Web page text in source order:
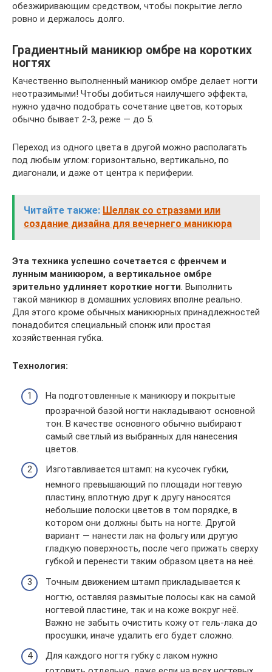
обезжиривающим средством, чтобы покрытие легло
ровно и держалось долго.
Градиентный маникюр омбре на коротких
ногтях
Качественно выполненный маникюр омбре делает ногти
неотразимыми! Чтобы добиться наилучшего эффекта,
нужно удачно подобрать сочетание цветов, которых
обычно бывает 2-3, реже — до 5.
Переход из одного цвета в другой можно располагать
под любым углом: горизонтально, вертикально, по
диагонали, и даже от центра к периферии.
Читайте также: Шеллак со стразами или
создание дизайна для вечернего маникюра
Эта техника успешно сочетается с френчем и
лунным маникюром, а вертикальное омбре
зрительно удлиняет короткие ногти. Выполнить
такой маникюр в домашних условиях вполне реально.
Для этого кроме обычных маникюрных принадлежностей
понадобится специальный спонж или простая
хозяйственная губка.
Технология:
На подготовленные к маникюру и покрытые
прозрачной базой ногти накладывают основной
тон. В качестве основного обычно выбирают
самый светлый из выбранных для нанесения
цветов.
Изготавливается штамп: на кусочек губки,
немного превышающий по площади ногтевую
пластину, вплотную друг к другу наносятся
небольшие полоски цветов в том порядке, в
котором они должны быть на ногте. Другой
вариант — нанести лак на фольгу или другую
гладкую поверхность, после чего прижать сверху
губкой и перенести таким образом цвета на неё.
Точным движением штамп прикладывается к
ногтю, оставляя размытые полосы как на самой
ногтевой пластине, так и на коже вокруг неё.
Важно не забыть очистить кожу от гель-лака до
просушки, иначе удалить его будет сложно.
Для каждого ногтя губку с лаком нужно